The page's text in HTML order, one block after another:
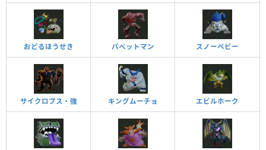
おどるほうせき パペットマン スノーベビー
サイクロプス・強 キングムーチョ エビルホーク